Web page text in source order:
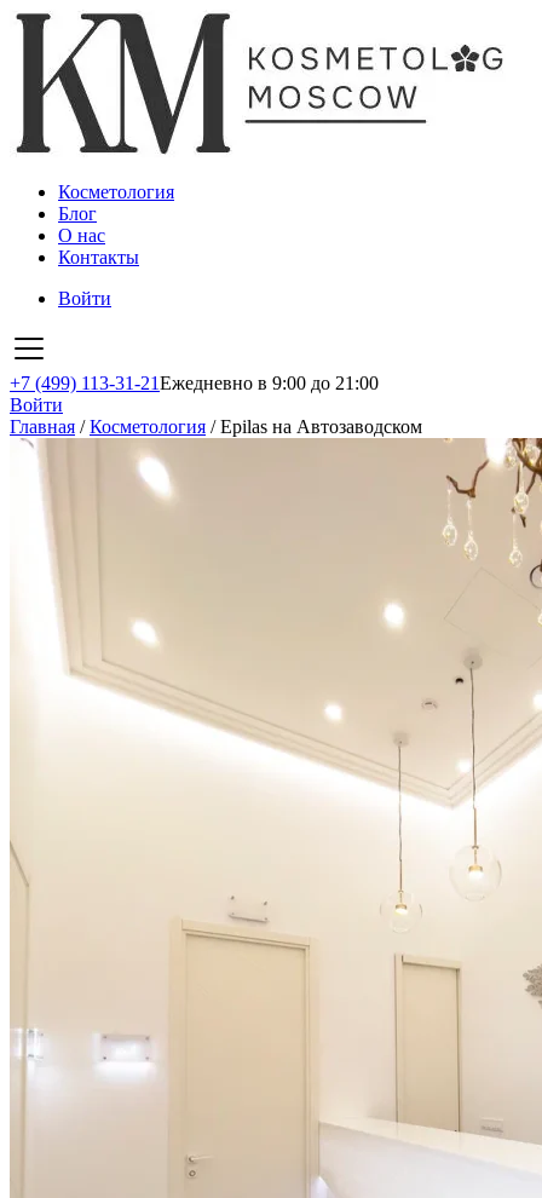
Косметология
Блог
О нас
Контакты
Войти
+7 (499) 113-31-21Ежедневно в 9:00 до 21:00
Войти
Главная /Косметология /Epilas на Автозаводском